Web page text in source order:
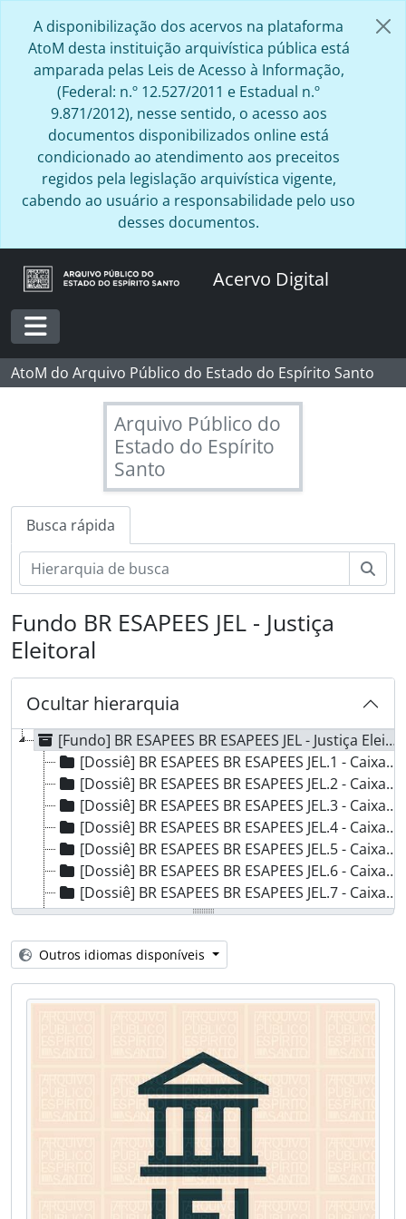
A disponibilização dos acervos na plataforma
AtoM desta instituição arquivística pública está
amparada pelas Leis de Acesso à Informação,
(Federal: n.º 12.527/2011 e Estadual n.º
9.871/2012), nesse sentido, o acesso aos
documentos disponibilizados online está
condicionado ao atendimento aos preceitos
regidos pela legislação arquivística vigente,
cabendo ao usuário a responsabilidade pelo uso
desses documentos.
Acervo Digital
Toggle navigation
AtoM do Arquivo Público do Estado do Espírito Santo
Arquivo Público do
Estado do Espírito
Santo
Busca rápida
Fundo BR ESAPEES JEL - Justiça
Eleitoral
Ocultar hierarquia
[Fundo] BR ESAPEES BR ESAPEES JEL - Justiça Eleitoral, 1855 - 1937
[Dossiê] BR ESAPEES BR ESAPEES JEL.1 - Caixa 1, 1855 - 1930
[Dossiê] BR ESAPEES BR ESAPEES JEL.2 - Caixa 2, Sem Data
[Dossiê] BR ESAPEES BR ESAPEES JEL.3 - Caixa 3, 1872 - 1890
[Dossiê] BR ESAPEES BR ESAPEES JEL.4 - Caixa 4, 1877
[Dossiê] BR ESAPEES BR ESAPEES JEL.5 - Caixa 5, 1876 - 1889
[Dossiê] BR ESAPEES BR ESAPEES JEL.6 - Caixa 6, 1881
[Dossiê] BR ESAPEES BR ESAPEES JEL.7 - Caixa 7, 1886
[Dossiê] BR ESAPEES BR ESAPEES JEL.9 - Caixa 9, 1888
[Dossiê] BR ESAPEES BR ESAPEES JEL.10 - Caixa 10, 1889
[Dossiê] BR ESAPEES BR ESAPEES JEL.11A - Caixa 11A, 1884
[Dossiê] BR ESAPEES BR ESAPEES JEL.11B - Caixa 11B, 1883
[Dossiê] BR ESAPEES BR ESAPEES JEL.12 - Caixa 12, 1885
[Dossiê] BR ESAPEES BR ESAPEES JEL.16 - Caixa 16, 1888
[Dossiê] BR ESAPEES BR ESAPEES JEL.17 - Caixa 17, 1888
[Dossiê] BR ESAPEES BR ESAPEES JEL.18 - Caixa 18, 1889
[Dossiê] BR ESAPEES BR ESAPEES JEL.20 - Caixa 20, 1888
[Dossiê] BR ESAPEES BR ESAPEES JEL.21 - Caixa 21, 1885 - 1886
[Dossiê] BR ESAPEES BR ESAPEES JEL.22 - Caixa 22, Sem Data
Outros idiomas disponíveis